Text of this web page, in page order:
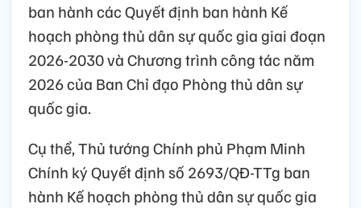
ban hành các Quyết định ban hành Kế
hoạch phòng thủ dân sự quốc gia giai đoạn
2026-2030 và Chương trình công tác năm
2026 của Ban Chỉ đạo Phòng thủ dân sự
quốc gia.
Cụ thể, Thủ tướng Chính phủ Phạm Minh
Chính ký Quyết định số 2693/QĐ-TTg ban
hành Kế hoạch phòng thủ dân sự quốc gia